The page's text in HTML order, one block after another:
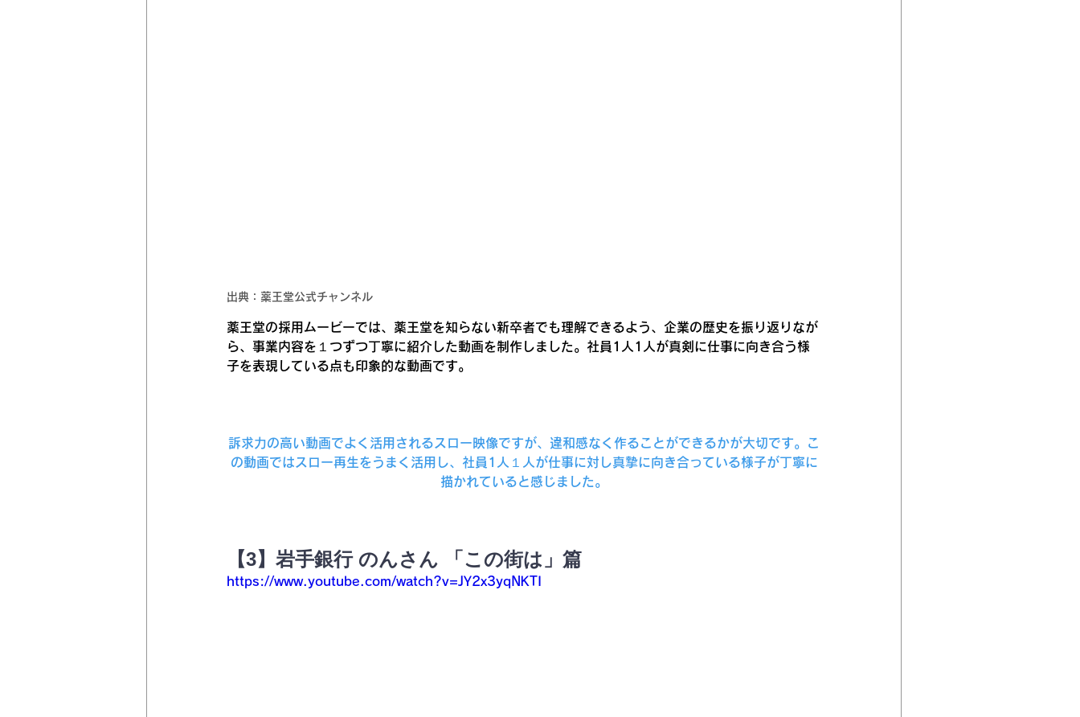
出典：薬王堂公式チャンネル
薬王堂の採用ムービーでは、薬王堂を知らない新卒者でも理解できるよう、企業の歴史を振り返りなが
ら、事業内容を１つずつ丁寧に紹介した動画を制作しました。社員1人1人が真剣に仕事に向き合う様
子を表現している点も印象的な動画です。
訴求力の高い動画でよく活用されるスロー映像ですが、違和感なく作ることができるかが大切です。こ
の動画ではスロー再生をうまく活用し、社員1人１人が仕事に対し真摯に向き合っている様子が丁寧に
描かれていると感じました。
【3】岩手銀行 のんさん 「この街は」篇
https://www.youtube.com/watch?v=JY2x3yqNKTI